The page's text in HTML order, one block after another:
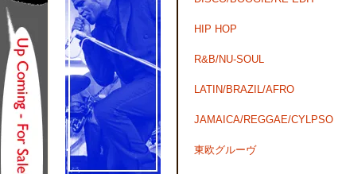
HIP HOP
R&B/NU-SOUL
LATIN/BRAZIL/AFRO
JAMAICA/REGGAE/CYLPSO
東欧グルーヴ